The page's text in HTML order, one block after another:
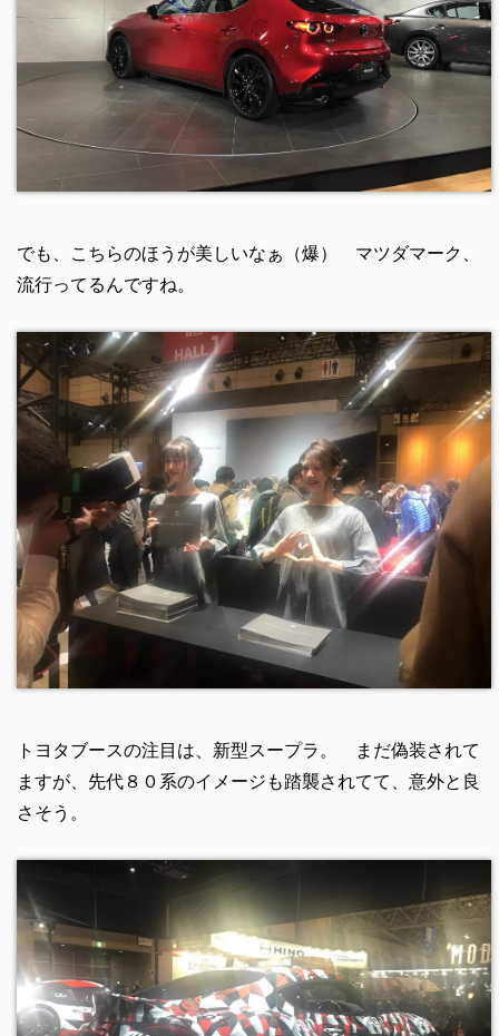
でも、こちらのほうが美しいなぁ（爆） マツダマーク、
流行ってるんですね。
トヨタブースの注目は、新型スープラ。 まだ偽装されて
ますが、先代８０系のイメージも踏襲されてて、意外と良
さそう。